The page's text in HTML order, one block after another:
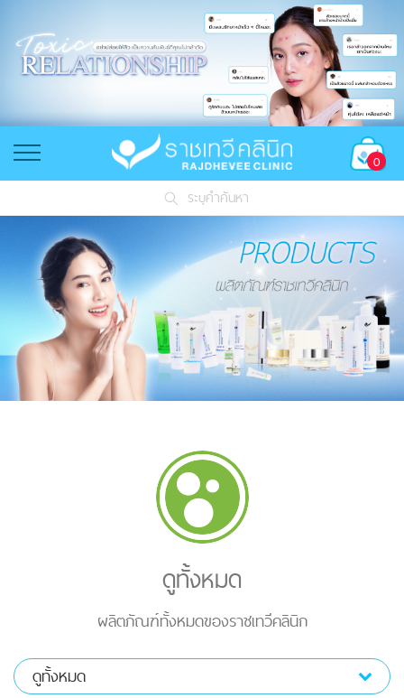
0
ระบุคำค้นหา
ดูทั้งหมด
ผลิตภัณฑ์ทั้งหมดของราชเทวีคลินิก